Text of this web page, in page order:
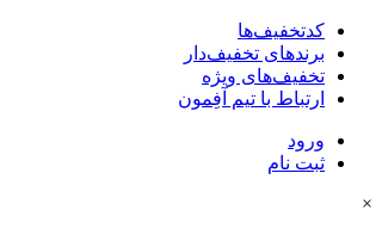
کدتخفیف‌ها
برندهای تخفیف‌دار
تخفیف‌های ویژه
ارتباط با تیم آفِمون
ورود
ثبت نام
×